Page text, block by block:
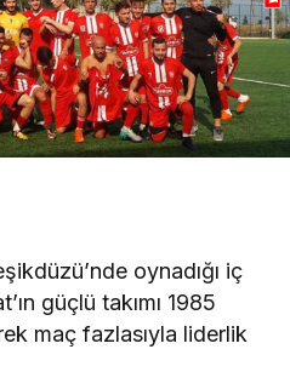
oynadığı iç
güçlü takımı 1985
maç fazlasıyla liderlik